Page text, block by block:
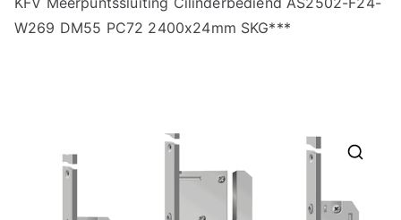
W269 DM55 PC72 2400x24mm SKG***